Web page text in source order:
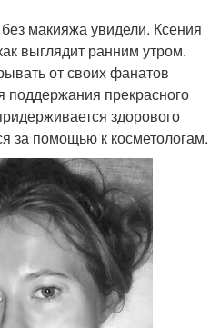
макияжа увидели. Ксения
выглядит ранним утром.
от своих фанатов
поддержания прекрасного
здорового
за помощью к косметологам.